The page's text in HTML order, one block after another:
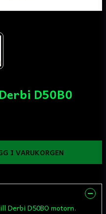
D50B0
I VARUKORGEN
Derbi D50BO motorn.